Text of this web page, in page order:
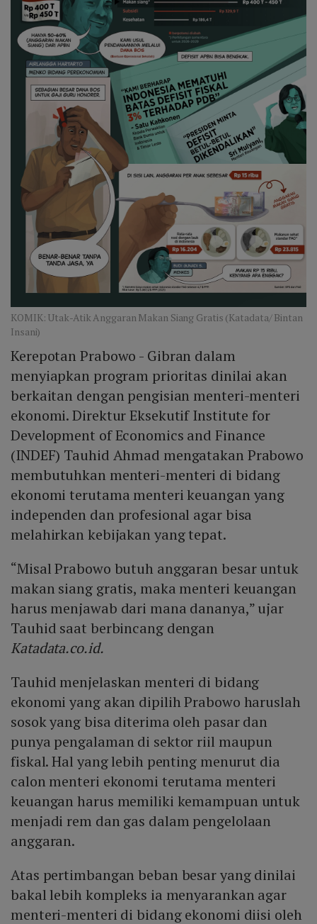
KOMIK: Utak-Atik Anggaran Makan Siang Gratis (Katadata/ Bintan
Insani)
Kerepotan Prabowo - Gibran dalam
menyiapkan program prioritas dinilai akan
berkaitan dengan pengisian menteri-menteri
ekonomi. Direktur Eksekutif Institute for
Development of Economics and Finance
(INDEF) Tauhid Ahmad mengatakan Prabowo
membutuhkan menteri-menteri di bidang
ekonomi terutama menteri keuangan yang
independen dan profesional agar bisa
melahirkan kebijakan yang tepat.
“Misal Prabowo butuh anggaran besar untuk
makan siang gratis, maka menteri keuangan
harus menjawab dari mana dananya,” ujar
Tauhid saat berbincang dengan
Katadata.co.id.
Tauhid menjelaskan menteri di bidang
ekonomi yang akan dipilih Prabowo haruslah
sosok yang bisa diterima oleh pasar dan
punya pengalaman di sektor riil maupun
fiskal. Hal yang lebih penting menurut dia
calon menteri ekonomi terutama menteri
keuangan harus memiliki kemampuan untuk
menjadi rem dan gas dalam pengelolaan
anggaran.
Atas pertimbangan beban besar yang dinilai
bakal lebih kompleks ia menyarankan agar
menteri-menteri di bidang ekonomi diisi oleh